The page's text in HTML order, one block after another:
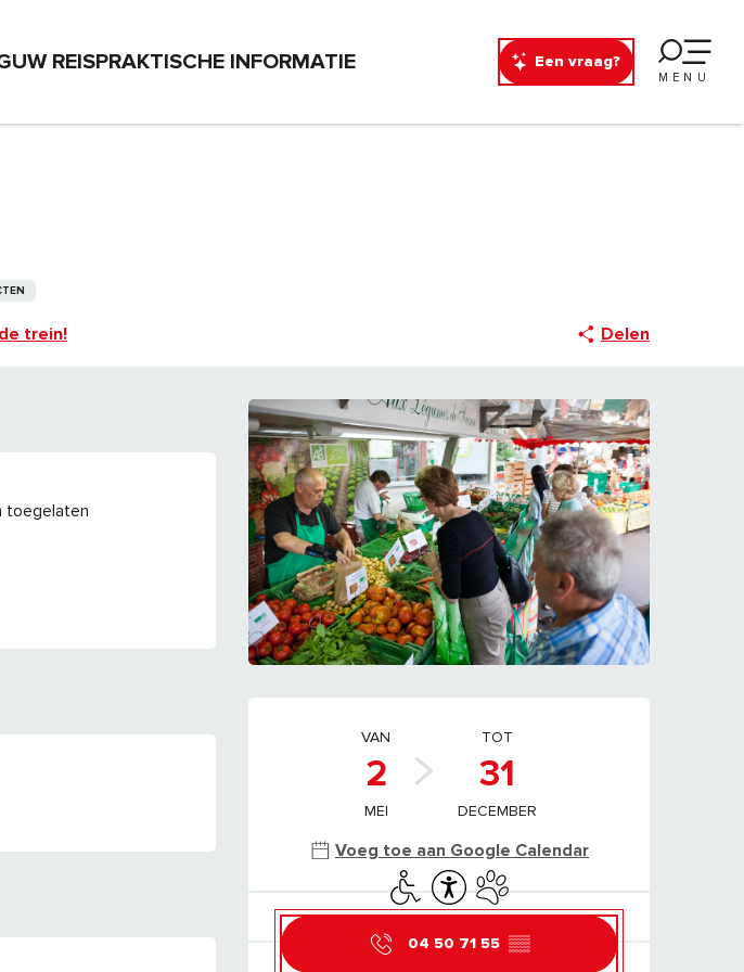
Een vraag?
MENU
UW REISPRAKTISCHE INFORMATIE
trein! Delen
OPENINGSTIJDEN
VAN
2
MEI
TOT
31
DECEMBER
Voeg toe aan Google Calendar
Toegang voor gehandicapten
Toegankelijkheid
Dieren toegelaten
04 50 71 55 ▒▒
toegelaten